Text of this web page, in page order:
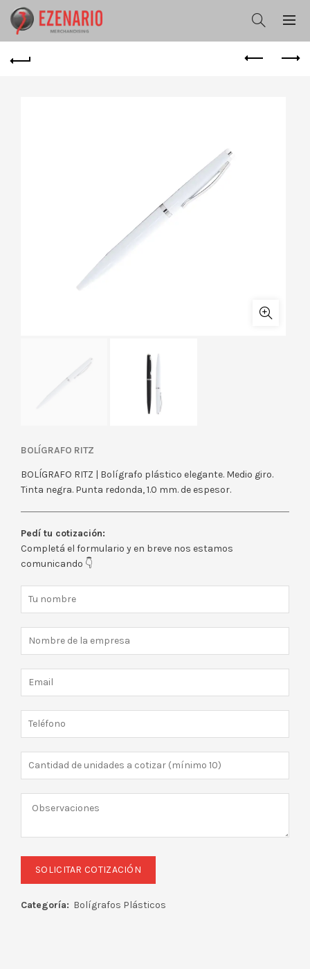
BOLÍGRAFO RITZ
BOLÍGRAFO RITZ | Bolígrafo plástico elegante. Medio giro.
Tinta negra. Punta redonda, 1.0 mm. de espesor.
Pedí tu cotización:
Completá el formulario y en breve nos estamos
comunicando 👇
Categoría: Bolígrafos Plásticos